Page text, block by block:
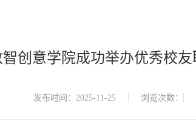
创意学院成功举办优秀校
发布时间：2025-11-25 浏览次数：